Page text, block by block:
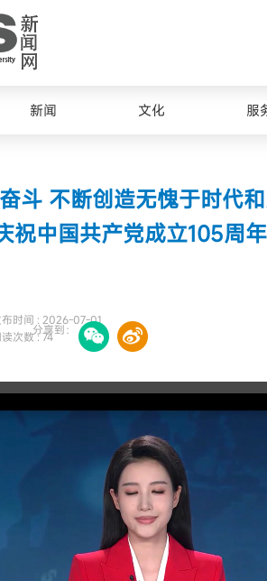
新闻 文化 服
斗 不断创造无愧于时代
祝中国共产党成立105周
布时间 : 2026-07-01
读次数 :74
分享到：